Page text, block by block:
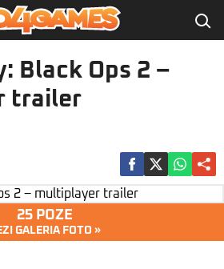
Black Ops 2 –
trailer
25 POZE
GALERIA FOTO »